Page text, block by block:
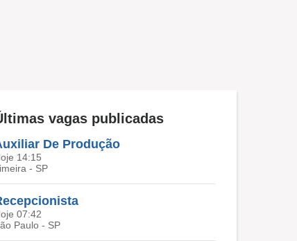
vagas publicadas
De Produção
14:15
- SP
07:42
Paulo - SP